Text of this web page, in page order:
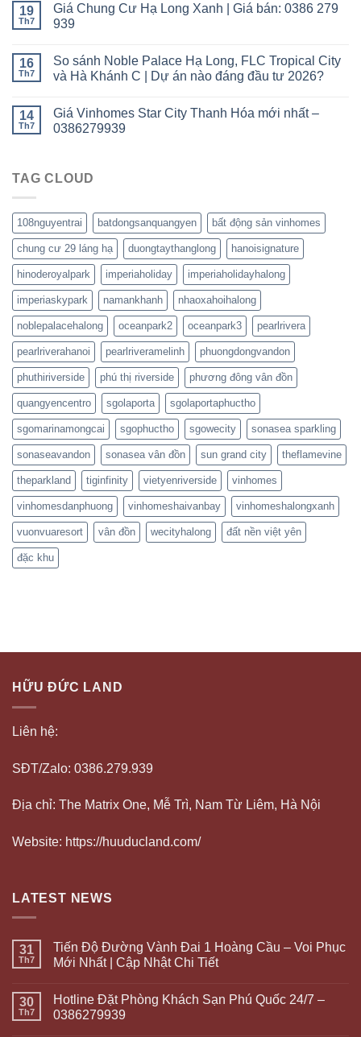
19
Th7
Giá Chung Cư Hạ Long Xanh | Giá bán: 0386 279
939
16
Th7
So sánh Noble Palace Hạ Long, FLC Tropical City
và Hà Khánh C | Dự án nào đáng đầu tư 2026?
14
Th7
Giá Vinhomes Star City Thanh Hóa mới nhất –
0386279939
TAG CLOUD
108nguyentrai batdongsanquangyen bất động sản vinhomes
chung cư 29 láng hạ duongtaythanglong hanoisignature
hinoderoyalpark imperiaholiday imperiaholidayhalong
imperiaskypark namankhanh nhaoxahoihalong
noblepalacehalong oceanpark2 oceanpark3 pearlrivera
pearlriverahanoi pearlriveramelinh phuongdongvandon
phuthiriverside phú thị riverside phương đông vân đồn
quangyencentro sgolaporta sgolaportaphuctho
sgomarinamongcai sgophuctho sgowecity sonasea sparkling
sonaseavandon sonasea vân đồn sun grand city theflamevine
theparkland tiginfinity vietyenriverside vinhomes
vinhomesdanphuong vinhomeshaivanbay vinhomeshalongxanh
vuonvuaresort vân đồn wecityhalong đất nền việt yên
đặc khu
HỮU ĐỨC LAND
Liên hệ:
SĐT/Zalo: 0386.279.939
Địa chỉ: The Matrix One, Mễ Trì, Nam Từ Liêm, Hà Nội
Website: https://huuducland.com/
LATEST NEWS
31
Th7
Tiến Độ Đường Vành Đai 1 Hoàng Cầu – Voi Phục
Mới Nhất | Cập Nhật Chi Tiết
30
Th7
Hotline Đặt Phòng Khách Sạn Phú Quốc 24/7 –
0386279939